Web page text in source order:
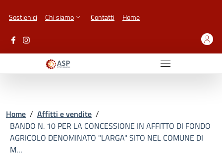
Sostienici Chi siamo Contatti Home
Home / Affitti e vendite /
BANDO N. 10 PER LA CONCESSIONE IN AFFITTO DI FONDO
AGRICOLO DENOMINATO "LARGA" SITO NEL COMUNE DI
M…